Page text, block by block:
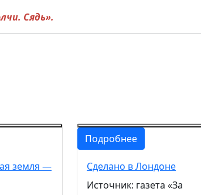
Сядь».
земля —
Подробнее
Сделано в Лондоне
Источник: газета «За